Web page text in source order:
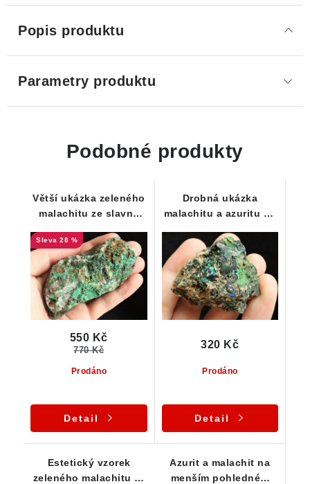
Popis produktu
Parametry produktu
Podobné produkty
Větší ukázka zeleného
malachitu ze slavné
28 %
Prodáno
550 Kč
770 Kč
Detail
Drobná ukázka
malachitu a azuritu na
hornině protkané
křemenem
Prodáno
320 Kč
Detail
Estetický vzorek
zeleného malachitu ze
Azurit a malachit na
menším pohledném